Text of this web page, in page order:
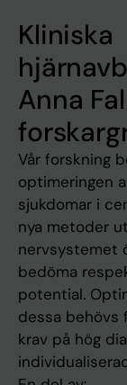
Kliniska
Anna
Vår forskning
optimeringen
sjukdomar i
nya metoder
nervsystemet
bedöma
potential.
dessa behövs
krav på hög